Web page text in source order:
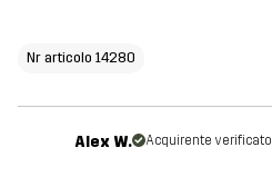
Nr articolo 14280
Alex W. Acquirente verificato